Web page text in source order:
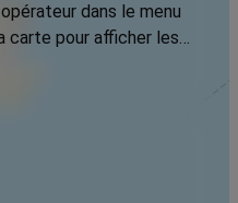
dans le menu
carte pour afficher les